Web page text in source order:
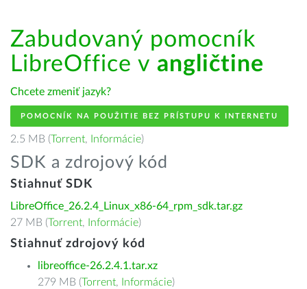
Zabudovaný pomocník
LibreOffice v angličtine
Chcete zmeniť jazyk?
POMOCNÍK NA POUŽITIE BEZ PRÍSTUPU K INTERNETU
2.5 MB (Torrent, Informácie)
SDK a zdrojový kód
Stiahnuť SDK
LibreOffice_26.2.4_Linux_x86-64_rpm_sdk.tar.gz
27 MB (Torrent, Informácie)
Stiahnuť zdrojový kód
libreoffice-26.2.4.1.tar.xz
279 MB (Torrent, Informácie)